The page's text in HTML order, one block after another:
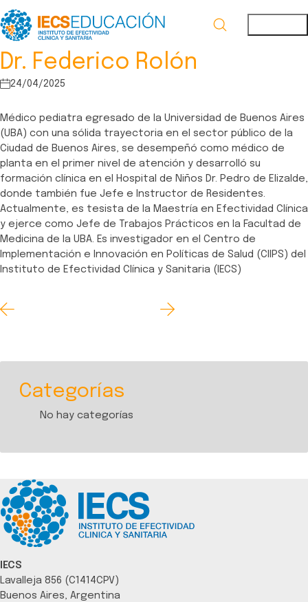
Dr. Federico Rolón
24/04/2025
Médico pediatra egresado de la Universidad de Buenos Aires
(UBA) con una sólida trayectoria en el sector público de la
Ciudad de Buenos Aires, se desempeñó como médico de
planta en el primer nivel de atención y desarrolló su
formación clínica en el Hospital de Niños Dr. Pedro de Elizalde,
donde también fue Jefe e Instructor de Residentes.
Actualmente, es tesista de la Maestría en Efectividad Clínica
y ejerce como Jefe de Trabajos Prácticos en la Facultad de
Medicina de la UBA. Es investigador en el Centro de
Implementación e Innovación en Políticas de Salud (CIIPS) del
Instituto de Efectividad Clínica y Sanitaria (IECS)
Categorías
No hay categorías
IECS
Lavalleja 856 (C1414CPV)
Buenos Aires, Argentina